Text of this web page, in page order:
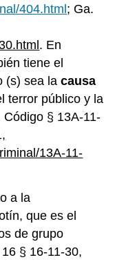
404.html ; Ga.
. En
tiene el
(s) sea lacausa
terror público y la
§ 13A-11-
,
13A-11-
a la
que es el
de grupo
§ 16-11-30,